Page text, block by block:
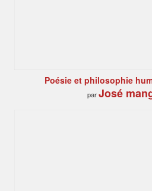
Poésie et philosophie
parJosé